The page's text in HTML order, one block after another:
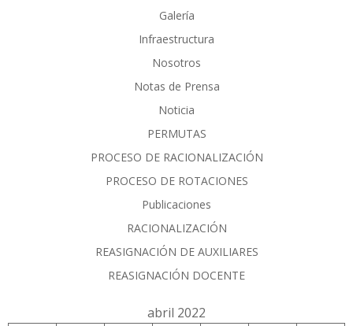
Galería
Infraestructura
Nosotros
Notas de Prensa
Noticia
PERMUTAS
PROCESO DE RACIONALIZACIÓN
PROCESO DE ROTACIONES
Publicaciones
RACIONALIZACIÓN
REASIGNACIÓN DE AUXILIARES
REASIGNACIÓN DOCENTE
abril 2022